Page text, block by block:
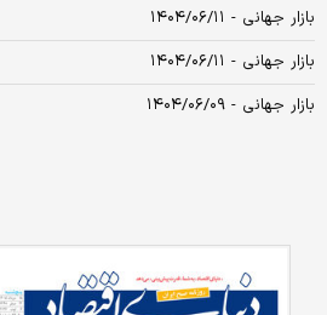
بازار جهانی - ۱۴۰۴/۰۶/۱۱
بازار جهانی - ۱۴۰۴/۰۶/۱۱
بازار جهانی - ۱۴۰۴/۰۶/۰۹